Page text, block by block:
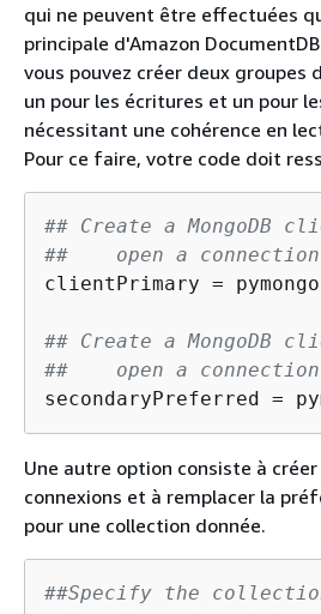
qui ne peuvent être effectuées
principale d'Amazon
vous pouvez créer deux groupes
un pour les écritures et un pour
nécessitant une cohérence en
Pour ce faire, votre code doit
## Create a MongoDB
##    open a
clientPrimary =
## Create a MongoDB
##    open a connection
secondaryPreferred =
Une autre option consiste à
connexions et à remplacer la
pour une collection donnée.
##Specify the